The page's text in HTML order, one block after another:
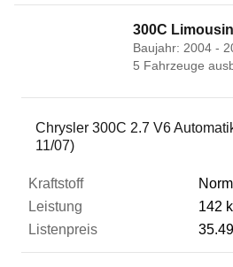
300C
Baujahr: 2004 -
5 Fahrzeuge
Fahrzeug
Kraftstoff
Leistung
Chrysler 300C 2.7 V6
11/07)
142